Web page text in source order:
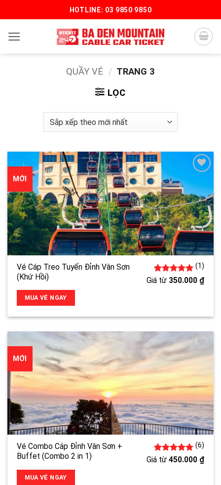
qua
nội
HOTLINE: 03 9850 9850
QUẦY VÉ / TRANG 3
LỌC
MỚI
Vé Cáp Treo Tuyến Đỉnh Vân Sơn
(Khứ Hồi)
5.00trên 5
1
(1)
Giá từ 350.000 ₫
MUA VÉ NGAY
MỚI
Vé Combo Cáp Đỉnh Vân Sơn +
Buffet (Combo 2 in 1)
4.83trên 5
6
(6)
Giá từ450.000 ₫
MUA VÉ NGAY